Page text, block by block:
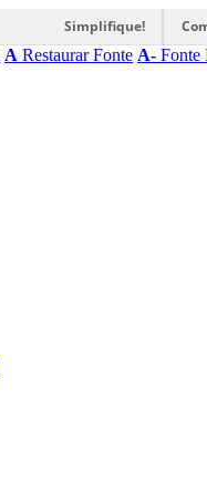
Simplifique!
A Restaurar Fonte A- Fonte